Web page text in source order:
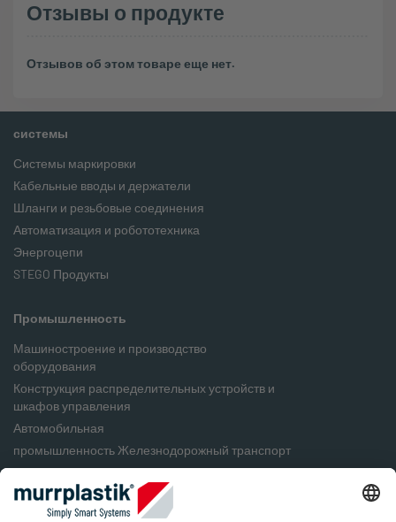
Отзывы о продукте
Отзывов об этом товаре еще нет.
системы
Системы маркировки
Кабельные вводы и держатели
Шланги и резьбовые соединения
Автоматизация и робототехника
Энергоцепи
STEGO Продукты
Промышленность
Машиностроение и производство
оборудования
Конструкция распределительных устройств и
шкафов управления
Автомобильная
промышленность Железнодорожный транспорт
Пищевая промышленность
Упаковочная промышленность
Возобновляемые источники энергии